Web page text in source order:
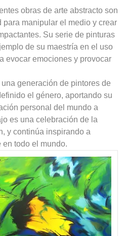
obras de arte abstracto son
manipular el medio y crear
Su serie de pinturas
de su maestría en el uso
evocar emociones y provocar
generación de pintores de
el género, aportando su
personal del mundo a
es una celebración de la
y continúa inspirando a
en todo el mundo.